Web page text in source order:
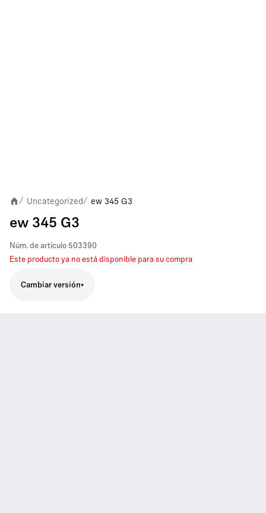
/ Uncategorized / ew 345 G3
ew 345 G3
Núm. de artículo 503390
Este producto ya no está disponible para su compra
Cambiar versión